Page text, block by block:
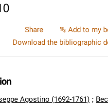
Share Add to my
Download the bibliographic
Agostino (1692-1761) ;